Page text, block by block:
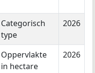
Categorisch
type
2026
Oppervlakte
in hectare
2026